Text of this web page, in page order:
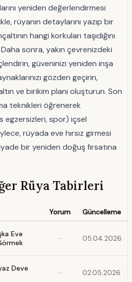
yeniden değerlendirmesi
rüyanın detaylarını yazıp bir
hangi korkuları taşıdığını
sonra, yakın çevrenizdeki
güveninizi yeniden inşa
gözden geçirin,
ve birikim planı oluşturun. Son
teknikleri öğrenerek
egzersizleri, spor) içsel
rüyada eve hırsız girmesi
bir yeniden doğuş fırsatına
Rüya Tabirleri
Yorum Güncelleme
Eve
— 05.04.2026
Deve
— 02.05.2026